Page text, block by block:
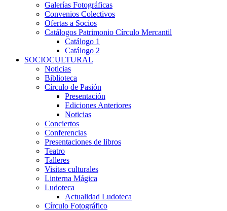
Galerías Fotográficas
Convenios Colectivos
Ofertas a Socios
Catálogos Patrimonio Círculo Mercantil
Catálogo 1
Catálogo 2
SOCIOCULTURAL
Noticias
Biblioteca
Círculo de Pasión
Presentación
Ediciones Anteriores
Noticias
Conciertos
Conferencias
Presentaciones de libros
Teatro
Talleres
Visitas culturales
Linterna Mágica
Ludoteca
Actualidad Ludoteca
Círculo Fotográfico